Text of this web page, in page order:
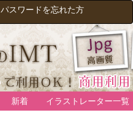
パスワードを忘れた方
新着 イラストレーター一覧